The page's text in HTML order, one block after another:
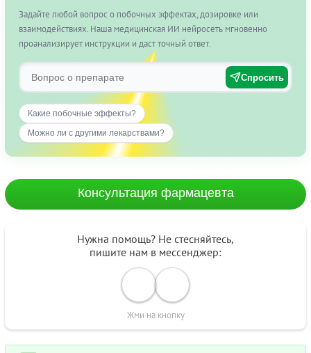
Задайте любой вопрос о побочных эффектах, дозировке или
взаимодействиях. Наша медицинская ИИ нейросеть мгновенно
проанализирует инструкции и даст точный ответ.
Спросить
Какие побочные эффекты?
Можно ли с другими лекарствами?
Консультация фармацевта
Нужна помощь? Не стесняйтесь,
пишите нам в мессенджер:
Жми на кнопку